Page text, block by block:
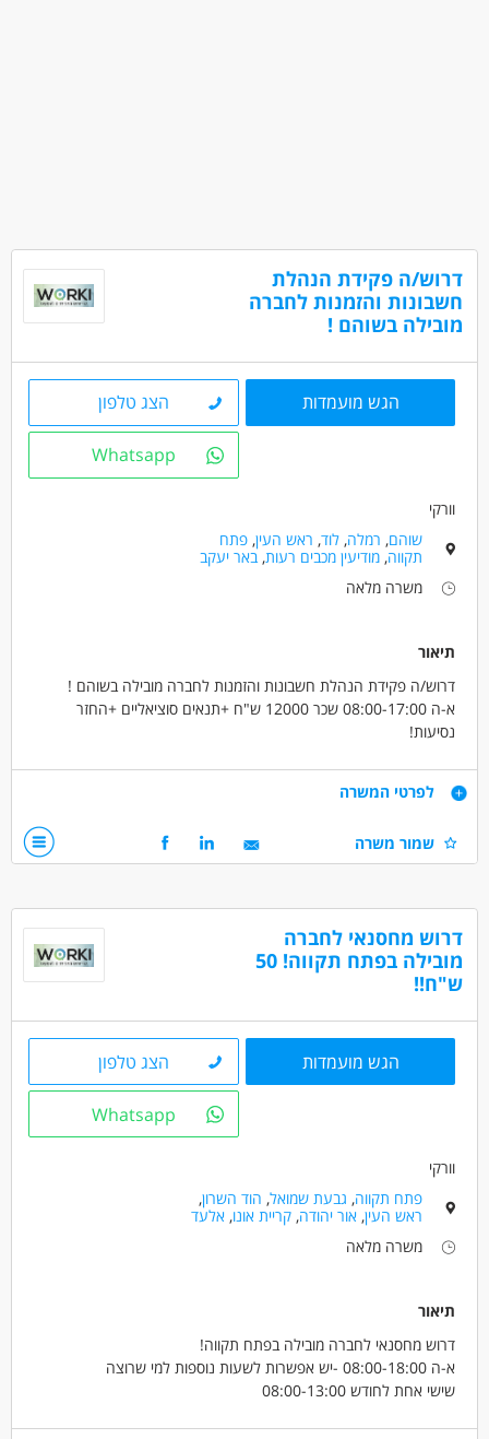
דרוש/ה פקידת הנהלת
חשבונות והזמנות לחברה
מובילה בשוהם !
הגש מועמדות הצג טלפון
Whatsapp
וורקי
שוהם, רמלה,לוד, ראש העין,פתח
תקווה,מודיעין מכבים רעות,באר יעקב
משרה מלאה
תיאור
דרוש/ה פקידת הנהלת חשבונות והזמנות לחברה מובילה בשוהם !
א-ה 08:00-17:00 שכר 12000 ש"ח +תנאים סוציאליים +החזר
נסיעות!
אשראי
התנהלות שופטת מול סוכני המכירות של החברה ועוד
דרישות
דרישות :
דרושים בתחום
חשבונאות וכספים - פקיד/ת הנהח"ש
אדמיניסטרציה ומזכירות - פקיד/ה
לפרטי המשרה
שמור משרה
דרוש מחסנאי לחברה
מובילה בפתח תקווה! 50
ש"ח!!
הגש מועמדות הצג טלפון
Whatsapp
וורקי
פתח תקווה, גבעת שמואל, הוד השרון,
ראש העין,אור יהודה,קריית אונו,אלעד
משרה מלאה
תיאור
דרוש מחסנאי לחברה מובילה בפתח תקווה!
א-ה 08:00-18:00 -יש אפשרות לשעות נוספות למי שרוצה
שישי אחת לחודש 08:00-13:00